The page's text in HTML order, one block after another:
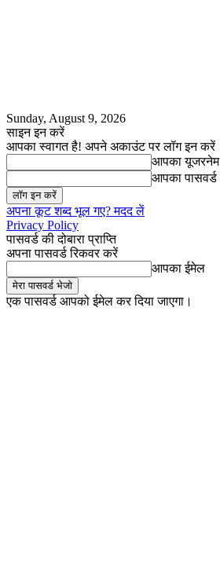
Sunday, August 9, 2026
साइन इन करें
आपका स्वागत है! अपने अकाउंट पर लॉग इन करें
आपका यूजरनेम
आपका पासवर्ड
अपना कूट शब्द भूल गए? मदद लें
Privacy Policy
पासवर्ड की दोबारा प्राप्ति
अपना पासवर्ड रिकवर करें
आपका ईमेल
एक पासवर्ड आपको ईमेल कर दिया जाएगा।